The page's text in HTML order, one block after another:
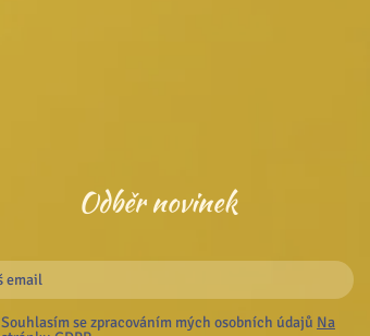
Odběr novinek
Souhlasím se zpracováním mých osobních údajů Na